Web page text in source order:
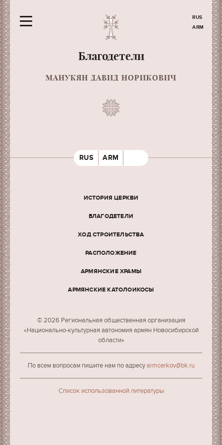
RUS
ARM
Благодетели
МАНУКЯН ДАВИД НОРИКОВИЧ
RUS ARM
ИСТОРИЯ ЦЕРКВИ
БЛАГОДЕТЕЛИ
ХОД СТРОИТЕЛЬСТВА
РАСПОЛОЖЕНИЕ
АРМЯНСКИЕ ХРАМЫ
АРМЯНСКИЕ КАТОЛОИКОСЫ
© 2026 Региональная общественная организация
«Национально-культурная автономия армян Новосибирской
области»
По всем вопросам пишите нам по адресуarmcerkov@bk.ru
Cписок использованной литературы